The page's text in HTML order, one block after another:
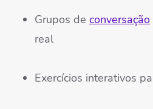
Grupos de conversação
real
Exercícios interativos